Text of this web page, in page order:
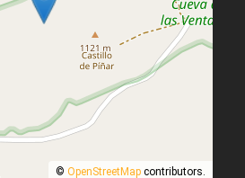
© OpenStreetMap contributors.